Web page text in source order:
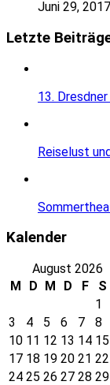
Juni 29, 2017
Letzte
13.
Reiselust
Kalender
August 2026
M
D M D F S
1
3
4 5 6 7 8
10 11 12 13 14 15
17 18 19 20 21 22
24 25 26 27 28 29